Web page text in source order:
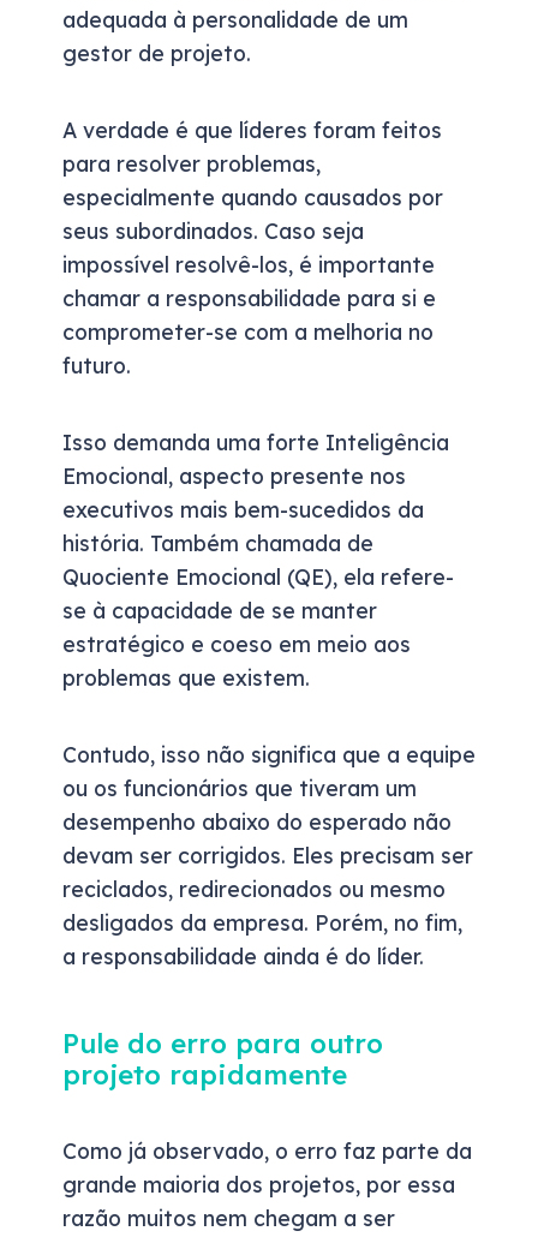
adequada à personalidade de um
gestor de projeto.
A verdade é que líderes foram feitos
para resolver problemas,
especialmente quando causados por
seus subordinados. Caso seja
impossível resolvê-los, é importante
chamar a responsabilidade para si e
comprometer-se com a melhoria no
futuro.
Isso demanda uma forte Inteligência
Emocional, aspecto presente nos
executivos mais bem-sucedidos da
história. Também chamada de
Quociente Emocional (QE), ela refere-
se à capacidade de se manter
estratégico e coeso em meio aos
problemas que existem.
Contudo, isso não significa que a equipe
ou os funcionários que tiveram um
desempenho abaixo do esperado não
devam ser corrigidos. Eles precisam ser
reciclados, redirecionados ou mesmo
desligados da empresa. Porém, no fim,
a responsabilidade ainda é do líder.
Pule do erro para outro
projeto rapidamente
Como já observado, o erro faz parte da
grande maioria dos projetos, por essa
razão muitos nem chegam a ser